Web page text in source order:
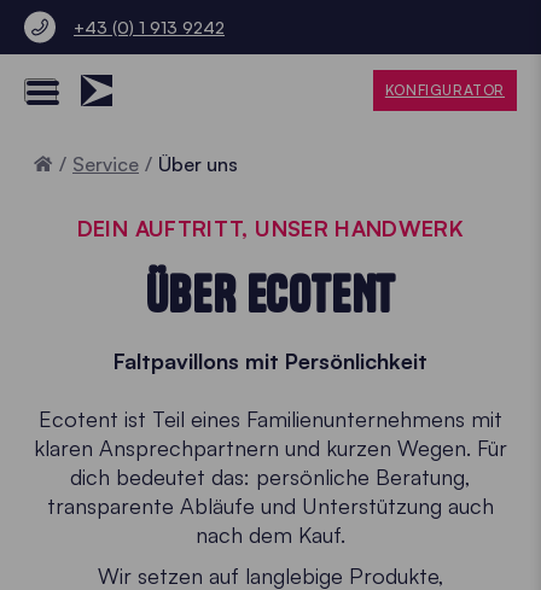
+43 (0) 1 913 9242
KONFIGURATOR
Home
Service Über uns
DEIN AUFTRITT, UNSER HANDWERK
ÜBER ECOTENT
Faltpavillons mit Persönlichkeit
Ecotent ist Teil eines Familienunternehmens mit
klaren Ansprechpartnern und kurzen Wegen. Für
dich bedeutet das: persönliche Beratung,
transparente Abläufe und Unterstützung auch
nach dem Kauf.
Wir setzen auf langlebige Produkte,